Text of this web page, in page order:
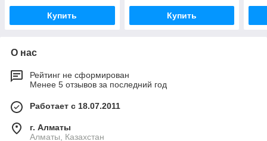
Купить Купить
О нас
Рейтинг не сформирован
Менее 5 отзывов за последний год
Работает с 18.07.2011
г. Алматы
Алматы, Казахстан